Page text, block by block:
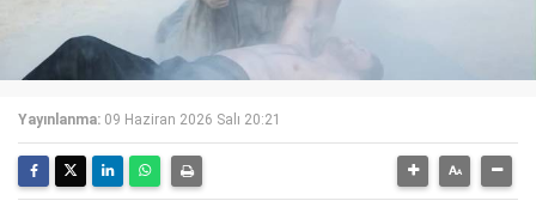
Yayınlanma: 09 Haziran 2026 Salı 20:21